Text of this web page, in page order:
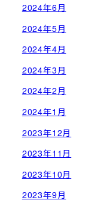
2024年6月
2024年5月
2024年4月
2024年3月
2024年2月
2024年1月
2023年12月
2023年11月
2023年10月
2023年9月